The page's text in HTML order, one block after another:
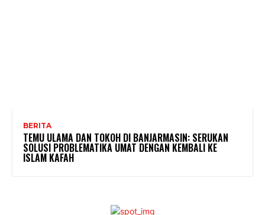
BERITA
TEMU ULAMA DAN TOKOH DI BANJARMASIN: SERUKAN
SOLUSI PROBLEMATIKA UMAT DENGAN KEMBALI KE
ISLAM KAFAH